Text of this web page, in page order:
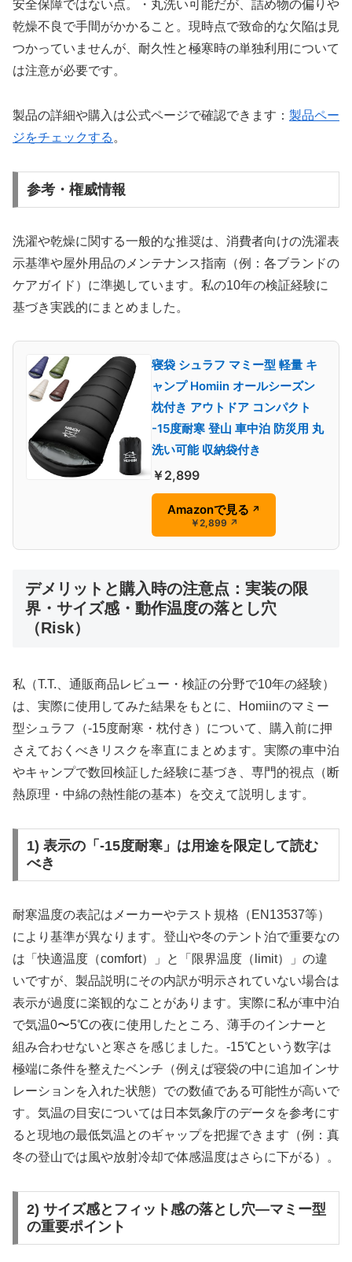
安全保障ではない点。・丸洗い可能だが、詰め物の偏りや
乾燥不良で手間がかかること。現時点で致命的な欠陥は見
つかっていませんが、耐久性と極寒時の単独利用について
は注意が必要です。
製品の詳細や購入は公式ページで確認できます： 製品ペー
ジをチェックする 。
参考・権威情報
洗濯や乾燥に関する一般的な推奨は、消費者向けの洗濯表
示基準や屋外用品のメンテナンス指南（例：各ブランドの
ケアガイド）に準拠しています。私の10年の検証経験に
基づき実践的にまとめました。
寝袋 シュラフ マミー型 軽量 キ
ャンプ Homiin オールシーズン
枕付き アウトドア コンパクト
-15度耐寒 登山 車中泊 防災用 丸
洗い可能 収納袋付き
￥2,899
Amazonで見る ↗
￥2,899 ↗
デメリットと購入時の注意点：実装の限
界・サイズ感・動作温度の落とし穴
（Risk）
私（T.T.、通販商品レビュー・検証の分野で10年の経験）
は、実際に使用してみた結果をもとに、Homiinのマミー
型シュラフ（-15度耐寒・枕付き）について、購入前に押
さえておくべきリスクを率直にまとめます。実際の車中泊
やキャンプで数回検証した経験に基づき、専門的視点（断
熱原理・中綿の熱性能の基本）を交えて説明します。
1) 表示の「-15度耐寒」は用途を限定して読む
べき
耐寒温度の表記はメーカーやテスト規格（EN13537等）
により基準が異なります。登山や冬のテント泊で重要なの
は「快適温度（comfort）」と「限界温度（limit）」の違
いですが、製品説明にその内訳が明示されていない場合は
表示が過度に楽観的なことがあります。実際に私が車中泊
で気温0〜5℃の夜に使用したところ、薄手のインナーと
組み合わせないと寒さを感じました。-15℃という数字は
極端に条件を整えたベンチ（例えば寝袋の中に追加インサ
レーションを入れた状態）での数値である可能性が高いで
す。気温の目安については日本気象庁のデータを参考にす
ると現地の最低気温とのギャップを把握できます（例：真
冬の登山では風や放射冷却で体感温度はさらに下がる）。
2) サイズ感とフィット感の落とし穴—マミー型
の重要ポイント